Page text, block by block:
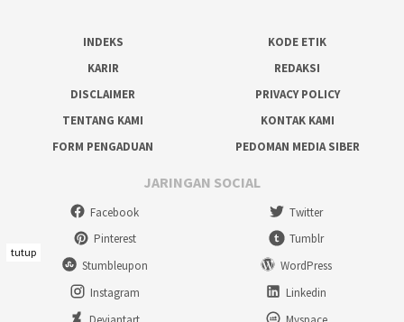
INDEKS
KODE ETIK
KARIR
REDAKSI
DISCLAIMER
PRIVACY POLICY
TENTANG KAMI
KONTAK KAMI
FORM PENGADUAN
PEDOMAN MEDIA SIBER
JARINGAN SOCIAL
Facebook
Twitter
Pinterest
Tumblr
Stumbleupon
WordPress
Instagram
Linkedin
tutup